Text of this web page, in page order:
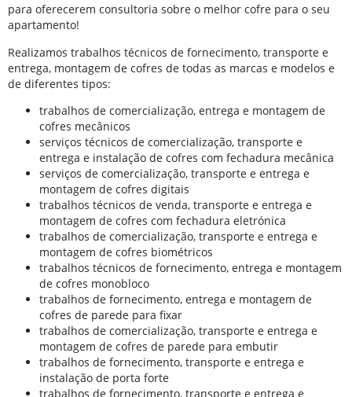
para oferecerem consultoria sobre o melhor cofre para o seu
apartamento!
Realizamos trabalhos técnicos de fornecimento, transporte e
entrega, montagem de cofres de todas as marcas e modelos e
de diferentes tipos:
trabalhos de comercialização, entrega e montagem de
cofres mecânicos
serviços técnicos de comercialização, transporte e
entrega e instalação de cofres com fechadura mecânica
serviços de comercialização, transporte e entrega e
montagem de cofres digitais
trabalhos técnicos de venda, transporte e entrega e
montagem de cofres com fechadura eletrónica
trabalhos de comercialização, transporte e entrega e
montagem de cofres biométricos
trabalhos técnicos de fornecimento, entrega e montagem
de cofres monobloco
trabalhos de fornecimento, entrega e montagem de
cofres de parede para fixar
trabalhos de comercialização, transporte e entrega e
montagem de cofres de parede para embutir
trabalhos de fornecimento, transporte e entrega e
instalação de porta forte
trabalhos de fornecimento, transporte e entrega e